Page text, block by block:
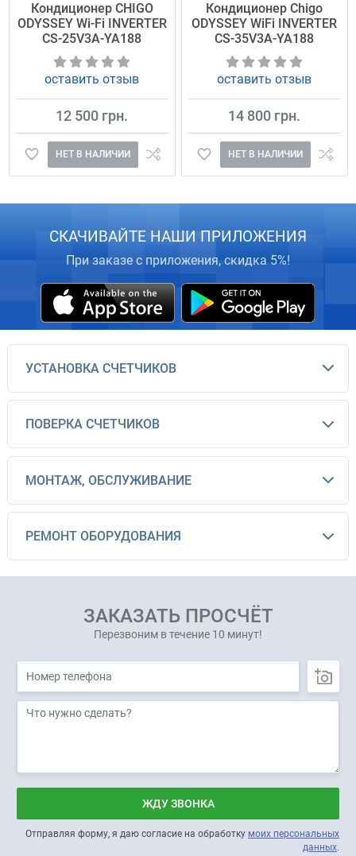
Кондиционер CHIGO
ODYSSEY Wi-Fi INVERTER
CS-25V3A-YA188
оставить отзыв
12 500 грн.
НЕТ В НАЛИЧИИ
Кондиционер Chigo
ODYSSEY WiFi INVERTER
CS-35V3A-YA188
оставить отзыв
14 800 грн.
НЕТ В НАЛИЧИИ
СКАЧИВАЙТЕ НАШИ ПРИЛОЖЕНИЯ
При заказе с приложения, скидка 5%!
УСТАНОВКА СЧЕТЧИКОВ
ПОВЕРКА СЧЕТЧИКОВ
МОНТАЖ, ОБСЛУЖИВАНИЕ
РЕМОНТ ОБОРУДОВАНИЯ
ЗАКАЗАТЬ ПРОСЧЁТ
Перезвоним в течение 10 минут!
ЖДУ ЗВОНКА
Отправляя форму, я даю согласие на обработку моих персональных
данных.